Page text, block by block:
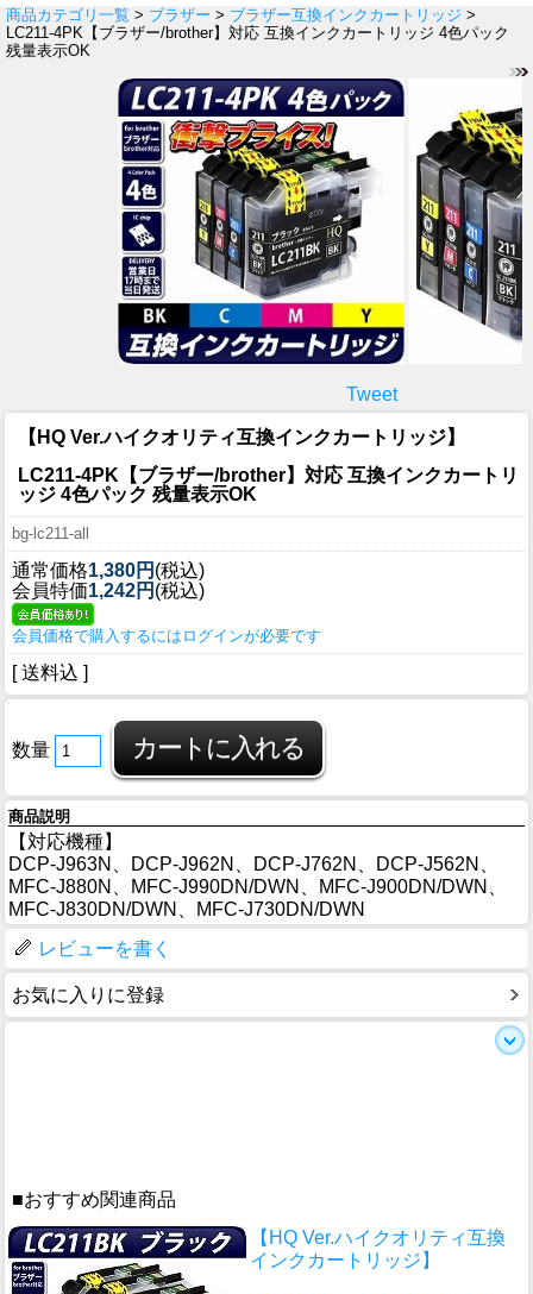
商品カテゴリ一覧 > ブラザー > ブラザー互換インクカートリッジ >
LC211-4PK【ブラザー/brother】対応 互換インクカートリッジ 4色パック
残量表示OK
Tweet
【HQ Ver.ハイクオリティ互換インクカートリッジ】
LC211-4PK【ブラザー/brother】対応 互換インクカートリ
ッジ 4色パック 残量表示OK
bg-lc211-all
通常価格1,380円 (税込)
会員特価1,242円 (税込)
会員価格で購入するにはログインが必要です
[ 送料込 ]
数量
商品説明
【対応機種】
DCP-J963N、DCP-J962N、DCP-J762N、DCP-J562N、
MFC-J880N、MFC-J990DN/DWN、MFC-J900DN/DWN、
MFC-J830DN/DWN、MFC-J730DN/DWN
レビューを書く
お気に入りに登録
■おすすめ関連商品
【HQ Ver.ハイクオリティ互換
インクカートリッジ】